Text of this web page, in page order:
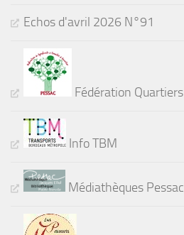
Echos d'avril 2026 N°91
Fédération Quartiers
Info TBM
Médiathèques Pessac